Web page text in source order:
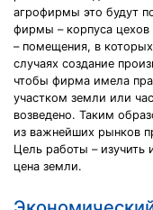
агрофирмы это будут
фирмы – корпуса
– помещения, в
случаях создание
чтобы фирма имела
участком земли или
возведено. Таким
из важнейших рынков
Цель работы – изучить
цена земли.